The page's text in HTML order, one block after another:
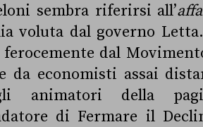
sembra riferirsi all’
voluta dal governo
dal
da economisti assai
animatori della
di Fermare il